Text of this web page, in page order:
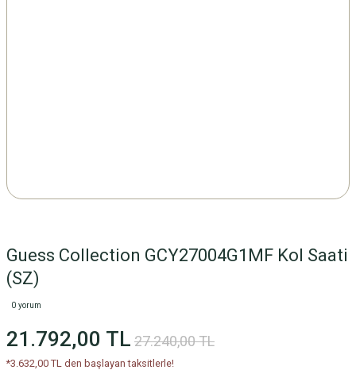
Guess Collection GCY27004G1MF Kol Saati
(SZ)
0 yorum
21.792,00 TL 27.240,00 TL
*3.632,00 TL den başlayan taksitlerle!